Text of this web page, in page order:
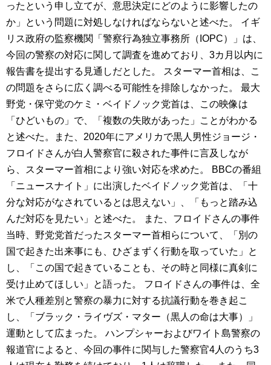
ったという申し立てが、意思決定にどのように影響したの
か」という問題に対処しなければならないと述べた。 イギ
リス政府の監察機関「警察行為独立事務所（IOPC）」は、
今回の警察の対応に関して調査を進めており、3カ月以内に
報告書を提出する見通しだとした。 スターマー首相は、こ
の問題をさらに広く調べる可能性を排除しなかった。 最大
野党・保守党のケミ・ベイドノック党首は、この映像は
「ひどいもの」で、「複数の失敗があった」ことがわかる
と述べた。また、2020年にアメリカで黒人男性ジョージ・
フロイドさんが白人警察官に殺された事件に言及しなが
ら、スターマー首相により強い対応を求めた。 BBCの番組
「ニュースナイト」に出演したベイドノック党首は、「十
分な対応がなされているとは思えない」、「もっと踏み込
んだ対応を見たい」と述べた。 また、フロイドさんの事件
当時、野党党首だったスターマー首相らについて、「別の
国で起きた出来事にも、ひざまずく行動を取っていた」と
し、「この国で起きていることも、その時と同様に真剣に
受け止めてほしい」と語った。 フロイドさんの事件は、全
米で人種差別と警察の暴力に対する抗議行動を巻き起こ
し、「ブラック・ライヴズ・マター（黒人の命は大事）」
運動として広まった。 ハンプシャーおよびワイト島警察の
報道官によると、今回の事件に関与した警察官4人のうち3